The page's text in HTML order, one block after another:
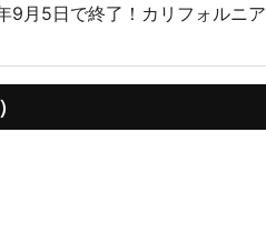
9月5日で終了！カリフォルニア